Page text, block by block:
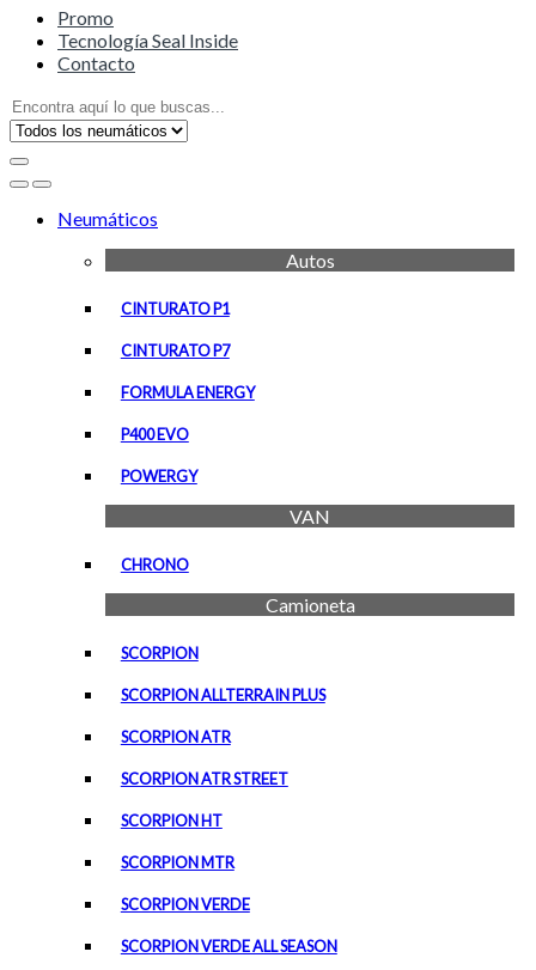
Promo
Tecnología Seal Inside
Contacto
Search
for:
OpenClose
Neumáticos
Autos
CINTURATO P1
CINTURATO P7
FORMULA ENERGY
P400 EVO
POWERGY
VAN
CHRONO
Camioneta
SCORPION
SCORPION ALLTERRAIN PLUS
SCORPION ATR
SCORPION ATR STREET
SCORPION HT
SCORPION MTR
SCORPION VERDE
SCORPION VERDE ALL SEASON